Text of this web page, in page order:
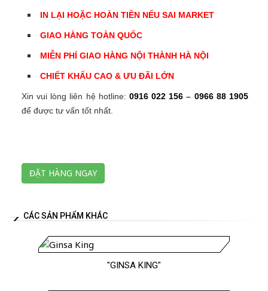
IN LẠI HOẶC HOÀN TIỀN NẾU SAI MARKET
GIAO HÀNG TOÀN QUỐC
MIỄN PHÍ GIAO HÀNG NỘI THÀNH HÀ NỘI
CHIẾT KHẤU CAO & ƯU ĐÃI LỚN
Xin vui lòng liên hệ hotline: 0916 022 156 – 0966 88 1905
để được tư vấn tốt nhất.
ĐẶT HÀNG NGAY
CÁC SẢN PHẨM KHÁC
"GINSA KING"